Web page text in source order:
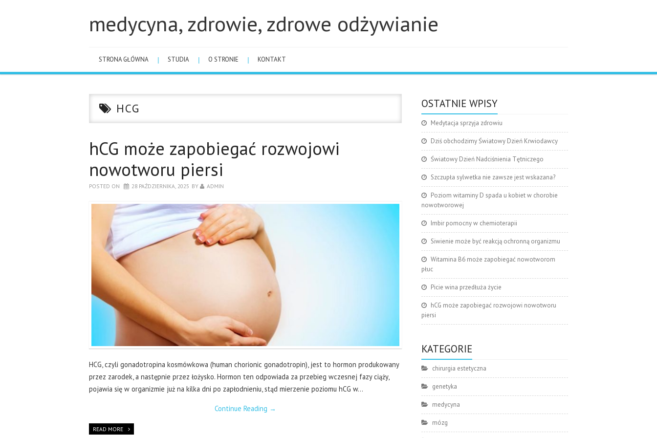
medycyna, zdrowie, zdrowe odżywianie
STRONA GŁÓWNA STUDIA O STRONIE KONTAKT
HCG
hCG może zapobiegać rozwojowi
nowotworu piersi
POSTED ON 28 PAŹDZIERNIKA, 2025 BY ADMIN
HCG, czyli gonadotropina kosmówkowa (human chorionic gonadotropin), jest to hormon produkowany
przez zarodek, a następnie przez łożysko. Hormon ten odpowiada za przebieg wczesnej fazy ciąży,
pojawia się w organizmie już na kilka dni po zapłodnieniu, stąd mierzenie poziomu hCG w…
Continue Reading →
READ MORE
OSTATNIE WPISY
Medytacja sprzyja zdrowiu
Dziś obchodzimy Światowy Dzień Krwiodawcy
Światowy Dzień Nadciśnienia Tętniczego
Szczupła sylwetka nie zawsze jest wskazana?
Poziom witaminy D spada u kobiet w chorobie
nowotworowej
Imbir pomocny w chemioterapii
Siwienie może być reakcją ochronną organizmu
Witamina B6 może zapobiegać nowotworom
płuc
Picie wina przedłuża życie
hCG może zapobiegać rozwojowi nowotworu
piersi
KATEGORIE
chirurgia estetyczna
genetyka
medycyna
mózg